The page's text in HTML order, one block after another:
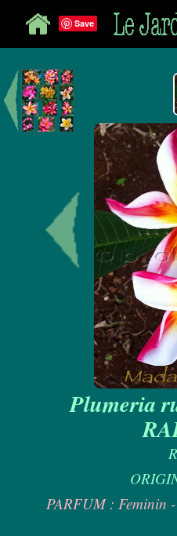
Save
Plumeria
PARFUM : Feminin